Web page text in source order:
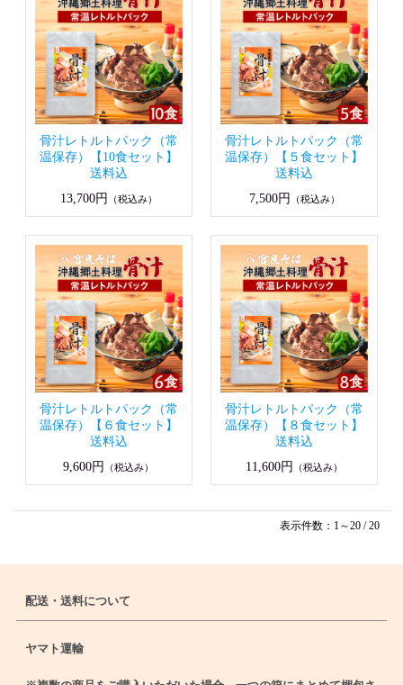
骨汁レトルトパック（常
温保存）【10食セット】
送料込
13,700円
（税込み）
骨汁レトルトパック（常
温保存）【５食セット】
送料込
7,500円
（税込み）
骨汁レトルトパック（常
温保存）【６食セット】
送料込
9,600円
（税込み）
骨汁レトルトパック（常
温保存）【８食セット】
送料込
11,600円
（税込み）
表示件数：1～20 / 20
配送・送料について
ヤマト運輸